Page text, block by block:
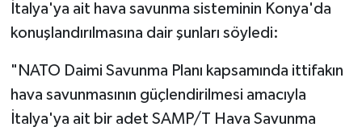
İtalya'ya ait hava savunma sisteminin Konya'da
konuşlandırılmasına dair şunları söyledi:
"NATO Daimi Savunma Planı kapsamında ittifakın
hava savunmasının güçlendirilmesi amacıyla
İtalya'ya ait bir adet SAMP/T Hava Savunma